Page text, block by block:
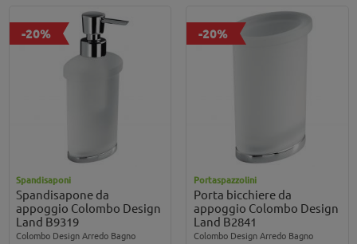
-20%
Spandisaponi
Spandisapone da
appoggio Colombo Design
Land B9319
Colombo Design Arredo Bagno
-20%
Portaspazzolini
Porta bicchiere da
appoggio Colombo Design
Land B2841
Colombo Design Arredo Bagno